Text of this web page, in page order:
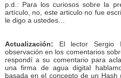
p.d.: Para los curiosos sobre la
artículo, no, este articulo no fue
le digo a ustedes…
Actualización: El lector Sergio
observación en los comentarios
respondí a su comentario para
una firma de agua digital
basada en el concepto de un